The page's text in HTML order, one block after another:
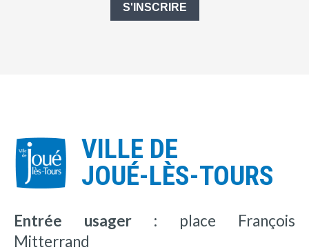
S'INSCRIRE
VILLE DE
JOUÉ-LÈS-TOURS
Entrée usager : place François
Mitterrand